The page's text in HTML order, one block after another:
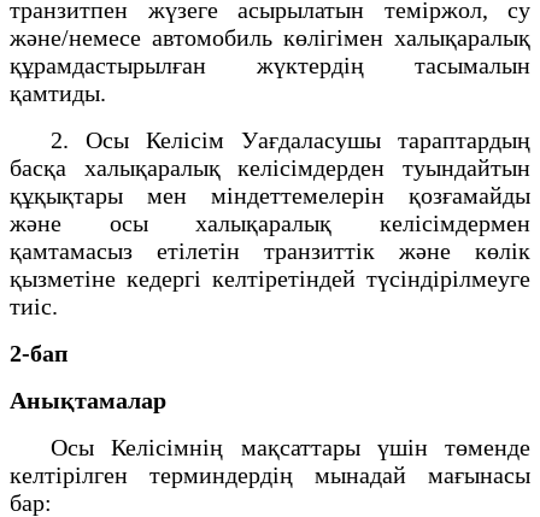
транзитпен жүзеге асырылатын теміржол, су
және/немесе автомобиль көлігімен халықаралық
құрамдастырылған жүктердің тасымалын
қамтиды.
2. Осы Келісім Уағдаласушы тараптардың
басқа халықаралық келісімдерден туындайтын
құқықтары мен міндеттемелерін қозғамайды
және осы халықаралық келісімдермен
қамтамасыз етілетін транзиттік және көлік
қызметіне кедергі келтіретіндей түсіндірілмеуге
тиіс.
2-бап
Анықтамалар
Осы Келісімнің мақсаттары үшін төменде
келтірілген терминдердің мынадай мағынасы
бар: